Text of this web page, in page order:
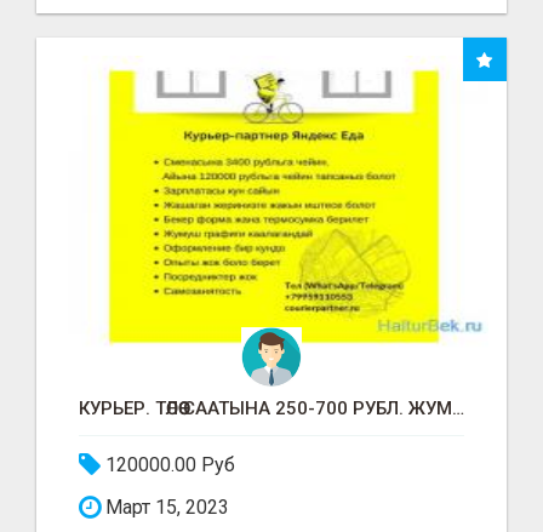
КУРЬЕР. ТӨЛӨӨ СААТЫНА 250-700 РУБЛ. ЖУМУШ ГРАФИГИ СВОБОДНЫЙ. БЕЗ ОПЫТА АЛАБЫЗ. ҮЙДҮН ЖАНЫНДА.
120000.00 Руб
Март 15, 2023